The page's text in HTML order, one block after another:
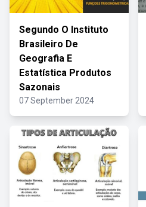
Segundo O Instituto
Brasileiro De
Geografia E
Estatística Produtos
Sazonais
07 September 2024